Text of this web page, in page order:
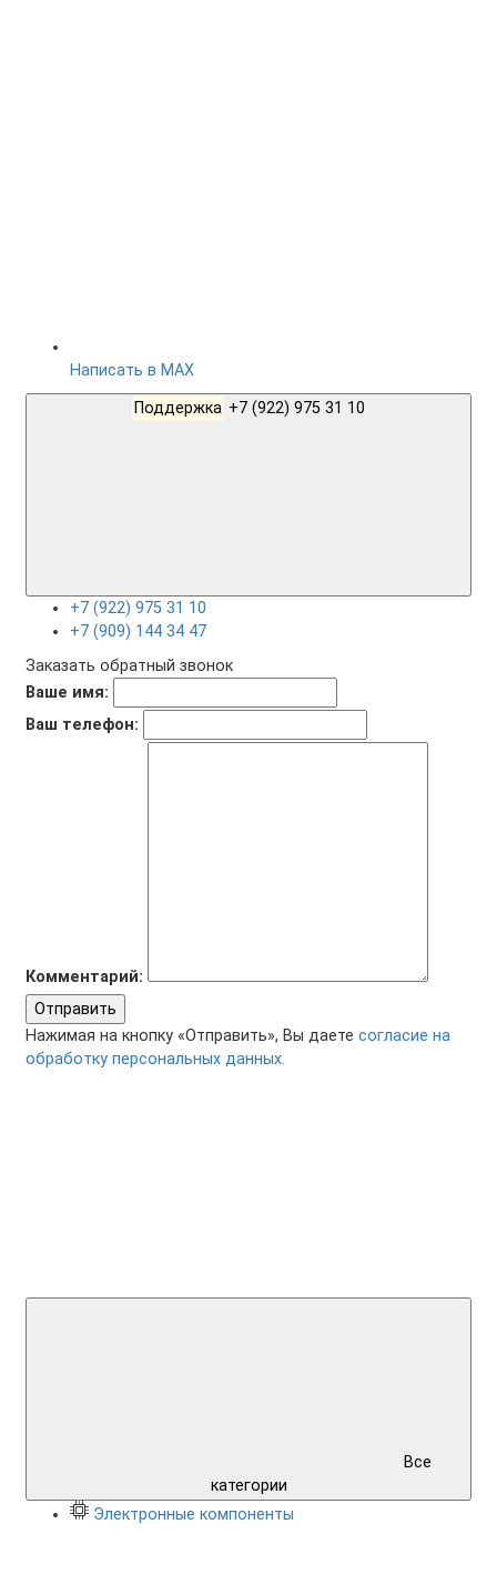
Написать в MAX
Поддержка
+7 (922) 975 31 10
+7 (909) 144 34 47
Заказать обратный звонок
Ваше имя:
Ваш телефон:
Комментарий:
Отправить
Нажимая на кнопку «Отправить», Вы даете согласие на
обработку персональных данных.
Все
категории
Электронные компоненты